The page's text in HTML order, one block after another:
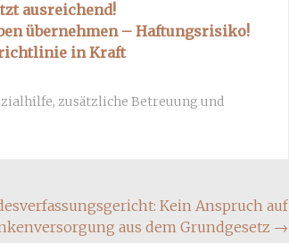
ausreichend!
übernehmen – Haftungsrisiko!
in Kraft
, zusätzliche Betreuung und
Kein Anspruch auf
aus dem Grundgesetz →